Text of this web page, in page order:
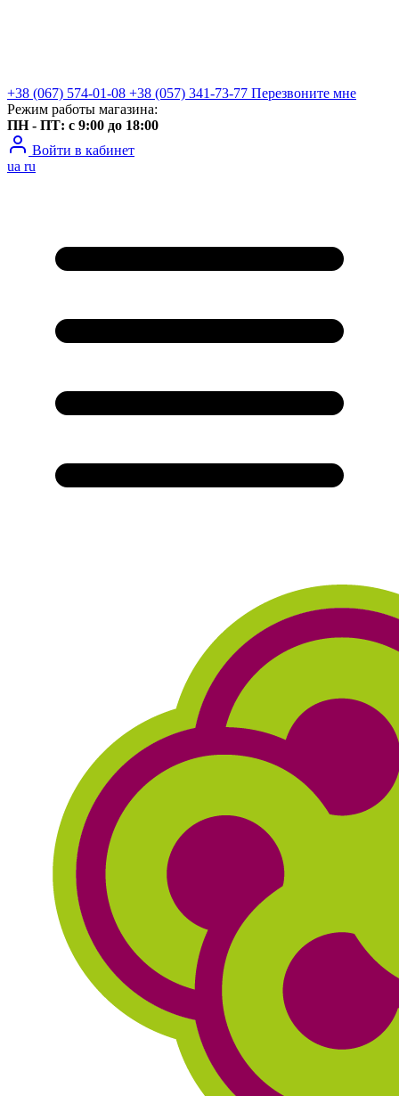
+38 (067) 574-01-08 +38 (057) 341-73-77 Перезвоните мне
Режим работы магазина:
ПН - ПТ: с 9:00 до 18:00
Войти в кабинет
ua ru